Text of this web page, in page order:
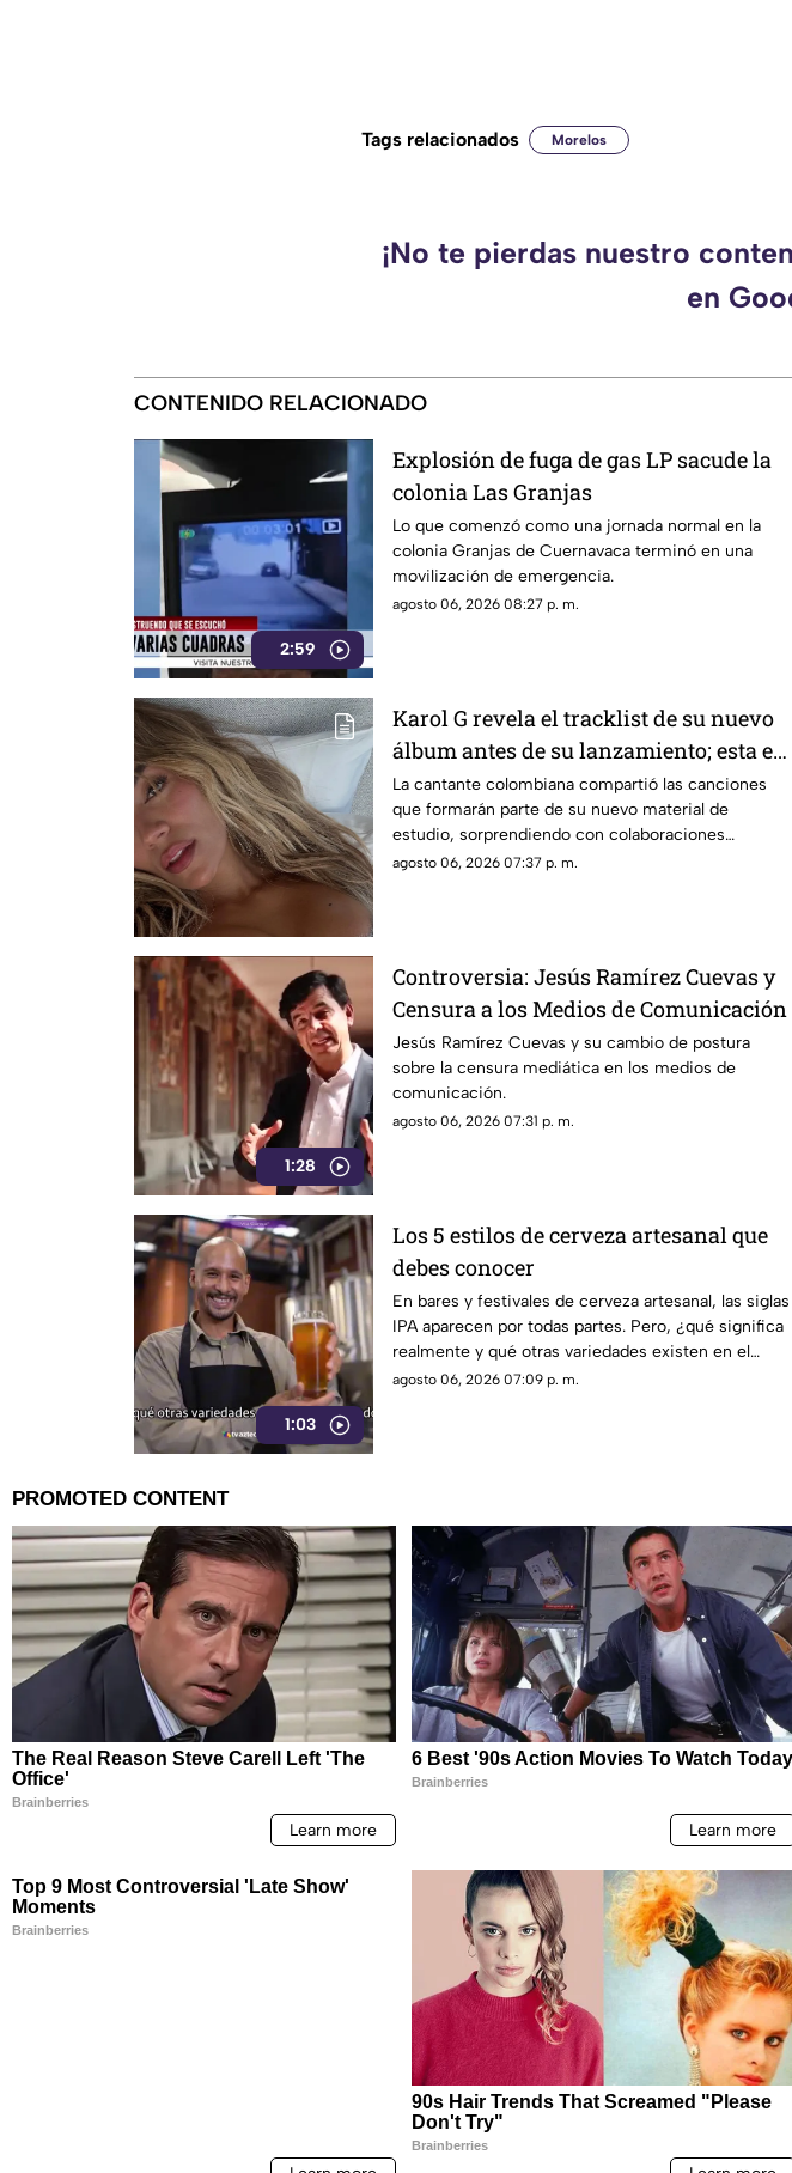
Tags relacionados Morelos
¡No te pierdas nuestro
en
CONTENIDO RELACIONADO
2:59
Explosión de fuga de gas LP sacude la
colonia Las Granjas
Lo que comenzó como una jornada normal en la
colonia Granjas de Cuernavaca terminó en una
movilización de emergencia.
agosto 06, 2026 08:27 p. m.
Karol G revela el tracklist de su nuevo
álbum antes de su lanzamiento; esta es
la lista completa
La cantante colombiana compartió las canciones
que formarán parte de su nuevo material de
estudio, sorprendiendo con colaboraciones
internacionales.
agosto 06, 2026 07:37 p. m.
1:28
Controversia: Jesús Ramírez Cuevas y
Censura a los Medios de Comunicación
Jesús Ramírez Cuevas y su cambio de postura
sobre la censura mediática en los medios de
comunicación.
agosto 06, 2026 07:31 p. m.
1:03
Los 5 estilos de cerveza artesanal que
debes conocer
En bares y festivales de cerveza artesanal, las siglas
IPA aparecen por todas partes. Pero, ¿qué significa
realmente y qué otras variedades existen en el
mundo?
agosto 06, 2026 07:09 p. m.